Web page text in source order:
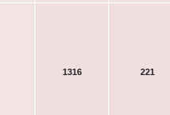
1316 221